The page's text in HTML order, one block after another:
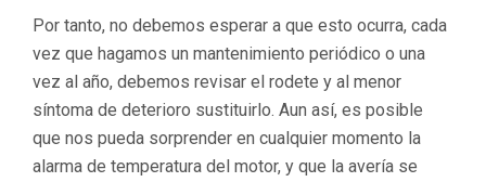
Por tanto, no debemos esperar a que esto ocurra, cada
vez que hagamos un mantenimiento periódico o una
vez al año, debemos revisar el rodete y al menor
síntoma de deterioro sustituirlo. Aun así, es posible
que nos pueda sorprender en cualquier momento la
alarma de temperatura del motor, y que la avería se